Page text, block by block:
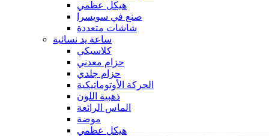
هيكل عظمي
صنع في سويسرا
شاشات متعددة
ساعة يد نسائية
كلاسيكي
حزام معدني
حزام جلدي
الحركة الأوتوماتيكية
ذهبية اللون
الماس الرائعة
موضة
هيكل عظمي